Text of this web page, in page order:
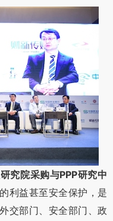
究院采购与PPP研究中
利益甚至安全保护，是
交部门、安全部门、政